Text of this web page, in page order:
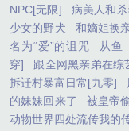
NPC[无限]
病美人和
少女的野犬
和嫡姐换
名为“爱”的诅咒
从鱼
穿]
跟全网黑亲弟在综
拆迁村暴富日常[九零]
的妹妹回来了
被皇帝
动物世界四处流传我的